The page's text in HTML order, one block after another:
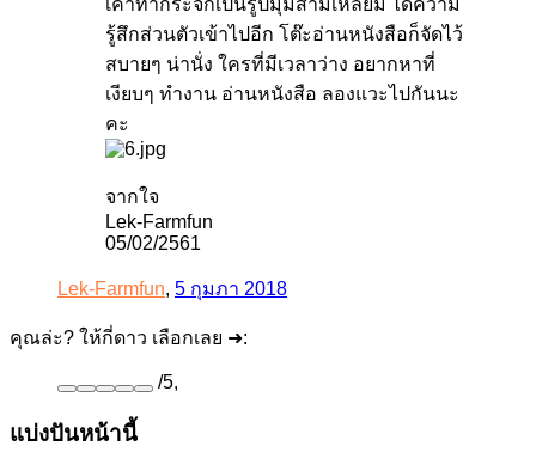
เค้าทำกระจกเป็นรูปมุมสามเหลี่ยม ได้ความ
รู้สึกส่วนตัวเข้าไปอีก โต๊ะอ่านหนังสือก็จัดไว้
สบายๆ น่านั่ง ใครที่มีเวลาว่าง อยากหาที่
เงียบๆ ทำงาน อ่านหนังสือ ลองแวะไปกันนะ
คะ
จากใจ
Lek-Farmfun
05/02/2561
Lek-Farmfun, 5 กุมภา 2018
คุณล่ะ? ให้กี่ดาว เลือกเลย ➜:
/5,
แบ่งปันหน้านี้